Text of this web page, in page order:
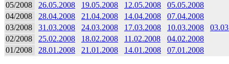
05/2008
26.05.2008 19.05.2008 12.05.2008
05.05.2008
04/2008
28.04.2008 21.04.2008 14.04.2008
07.04.2008
03/2008
31.03.2008 24.03.2008 17.03.2008 10.03.2008
02/2008
25.02.2008 18.02.2008 11.02.2008
04.02.2008
01/2008
28.01.2008 21.01.2008 14.01.2008 07.01.2008